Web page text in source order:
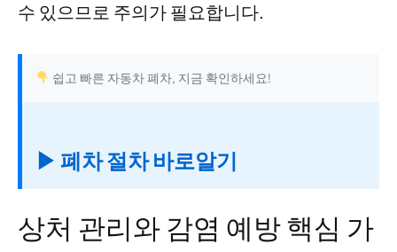
수 있으므로 주의가 필요합니다.
쉽고 빠른 자동차 폐차, 지금 확인하세요!
▶ 폐차 절차 바로알기
상처 관리와 감염 예방 핵심 가